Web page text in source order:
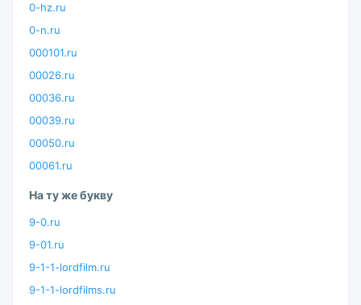
0-hz.ru
0-n.ru
000101.ru
00026.ru
00036.ru
00039.ru
00050.ru
00061.ru
На ту же букву
9-0.ru
9-01.ru
9-1-1-lordfilm.ru
9-1-1-lordfilms.ru